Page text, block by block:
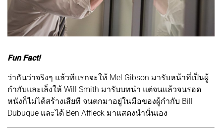
Fun Fact!
ว่ากันว่าจริงๆ แล้วทีแรกจะให้ Mel Gibson มารับหน้าที่เป็นผู้
กำกับและเล็งให้ Will Smith มารับบทนำ แต่จนแล้วจนรอด
หนังก็ไม่ได้สร้างเสียที จนตกมาอยู่ในมือของผู้กำกับ Bill
Dubuque และได้ Ben Affleck มาแสดงนำนั่นเอง